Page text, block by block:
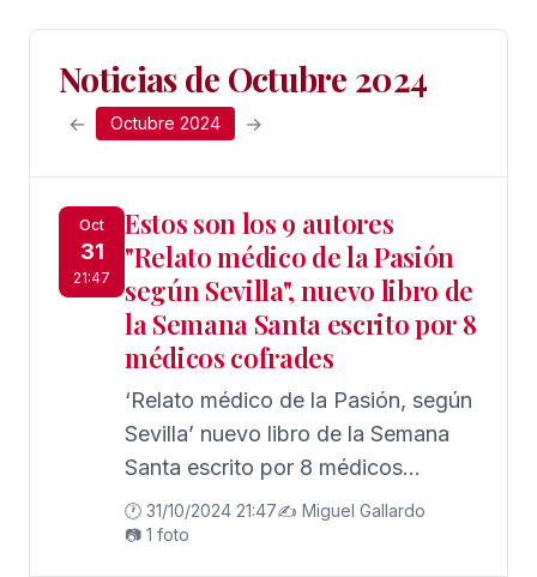
Noticias de Octubre 2024
← Octubre 2024 →
Oct
31
21:47
Estos son los 9 autores
"Relato médico de la Pasión
según Sevilla", nuevo libro de
la Semana Santa escrito por 8
médicos cofrades
‘Relato médico de la Pasión, según
Sevilla’ nuevo libro de la Semana
Santa escrito por 8 médicos
cofrades
🕐 31/10/2024 21:47✍️ Miguel Gallardo
📷 1 foto